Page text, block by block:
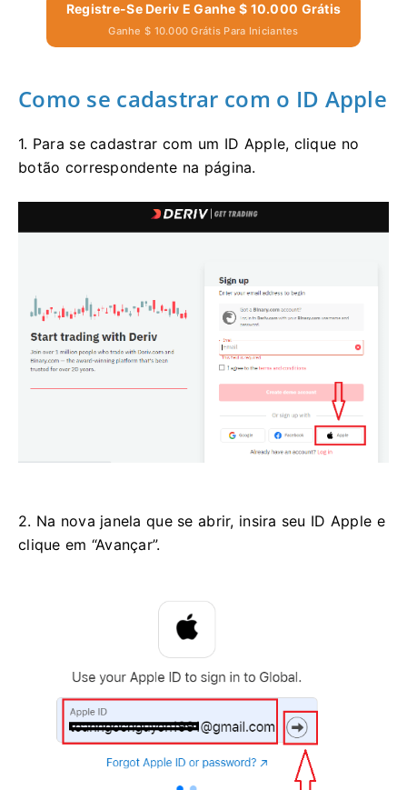
Registre-Se Deriv E Ganhe $ 10.000 Grátis
Ganhe $ 10.000 Grátis Para Iniciantes
Como se cadastrar com o ID Apple
1. Para se cadastrar com um ID Apple, clique no
botão correspondente na página.
2. Na nova janela que se abrir, insira seu ID Apple e
clique em “Avançar”.